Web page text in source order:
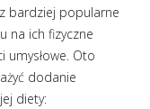
bardziej popularne
na ich fizyczne
umysłowe. Oto
dodanie
diety: